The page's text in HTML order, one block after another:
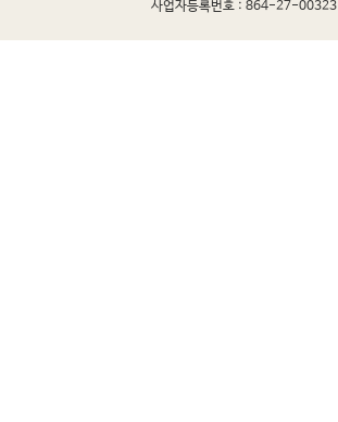
사업자등록번호 : 864-27-00323